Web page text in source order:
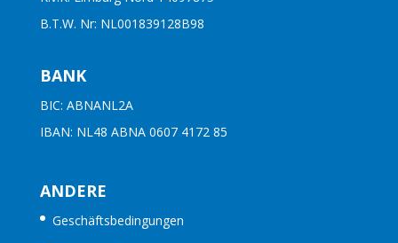
B.T.W. Nr: NL001839128B98
BANK
BIC: ABNANL2A
IBAN: NL48 ABNA 0607 4172 85
ANDERE
Geschäftsbedingungen